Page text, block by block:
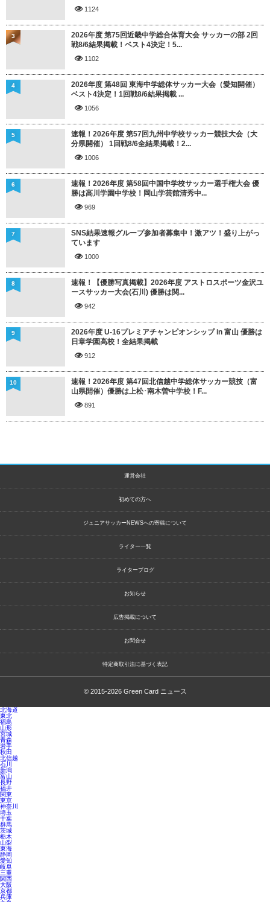
1124
2026年度 第75回近畿中学総合体育大会 サッカーの部 2回
戦8/6結果掲載！ベスト4決定！5...
1102
3
2026年度 第48回 東海中学総体サッカー大会（愛知開催）
ベスト4決定！1回戦8/6結果掲載 ...
1056
4
速報！2026年度 第57回九州中学校サッカー競技大会（大
分県開催） 1回戦8/6全結果掲載！2...
1006
5
速報！2026年度 第58回中国中学校サッカー選手権大会 優
勝は高川学園中学校！岡山学芸館清秀中...
969
6
SNS結果速報グループ参加者募集中！激アツ！盛り上がっ
ています
1000
7
速報！【優勝写真掲載】2026年度 アストロスポーツ金沢ユ
ースサッカー大会(石川) 優勝は関...
942
8
2026年度 U-16プレミアチャンピオンシップ in 富山 優勝は
日章学園高校！全結果掲載
912
9
速報！2026年度 第47回北信越中学総体サッカー競技（富
山県開催）優勝は上松･南木曽中学校！F...
891
10
運営会社
初めての方へ
ジュニアサッカーNEWSへの寄稿について
ライター一覧
ライターブログ
お知らせ
広告掲載について
お問合せ
特定商取引法に基づく表記
© 2015-2026 Green Card ニュース
北海道
東北
福島
山形
宮城
青森
岩手
秋田
北信越
石川
新潟
富山
長野
福井
関東
東京
神奈川
埼玉
千葉
群馬
茨城
栃木
山梨
東海
静岡
愛知
岐阜
三重
関西
大阪
京都
兵庫